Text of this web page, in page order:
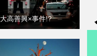
大高善興×事件!?